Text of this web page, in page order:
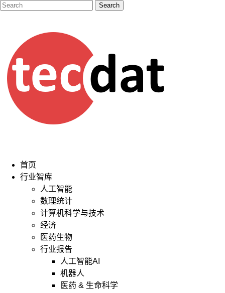
首页
行业智库
人工智能
数理统计
计算机科学与技术
经济
医药生物
行业报告
人工智能AI
机器人
医药 & 生命科学